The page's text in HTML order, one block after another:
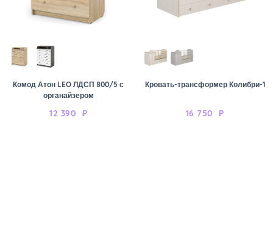
Комод Атон LEO ЛДСП 800/5 с
органайзером
12 390 ₽
Кровать-трансформер Колибри-1
16 750 ₽